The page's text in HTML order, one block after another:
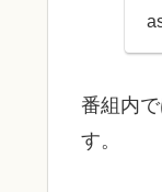
番組内
す。